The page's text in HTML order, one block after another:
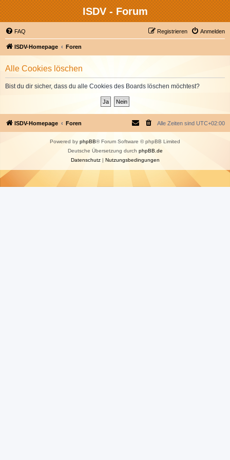
ISDV - Forum
FAQ Anmelden
Registrieren
ISDV-Homepage Foren
Alle Cookies löschen
Bist du dir sicher, dass du alle Cookies des Boards löschen möchtest?
ISDV-Homepage Foren Alle Zeiten sind UTC+02:00
Powered by phpBB® Forum Software © phpBB Limited
Deutsche Übersetzung durch phpBB.de
Datenschutz| Nutzungsbedingungen